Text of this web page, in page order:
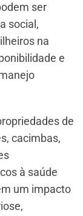
ser
social,
na
e
de
cacimbas,
à saúde
um impacto